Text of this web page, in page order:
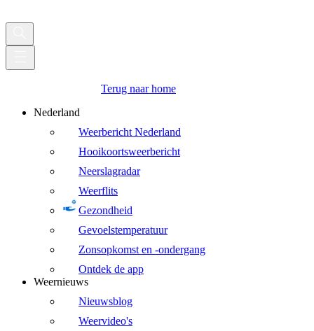
Terug naar home
Nederland
Weerbericht Nederland
Hooikoortsweerbericht
Neerslagradar
Weerflits
Gezondheid
Gevoelstemperatuur
Zonsopkomst en -ondergang
Ontdek de app
Weernieuws
Nieuwsblog
Weervideo's